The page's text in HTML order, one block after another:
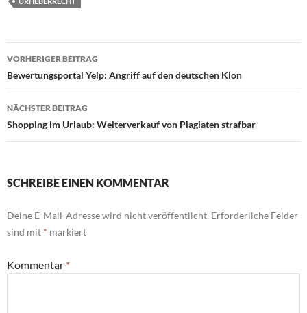
Beitragsnavigation
VORHERIGER BEITRAG
Bewertungsportal Yelp: Angriff auf den deutschen Klon
NÄCHSTER BEITRAG
Shopping im Urlaub: Weiterverkauf von Plagiaten strafbar
SCHREIBE EINEN KOMMENTAR
Deine E-Mail-Adresse wird nicht veröffentlicht. Erforderliche Felder
sind mit * markiert
Kommentar *